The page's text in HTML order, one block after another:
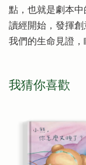
點，也就是劇本
讀經開始，發揮
我們的生命見證，
我猜你喜歡